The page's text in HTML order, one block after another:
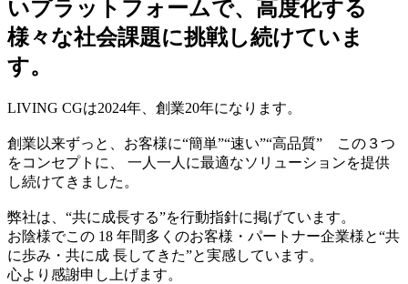
いプラットフォームで、高度化する
様々な社会課題に挑戦し続けていま
す。
LIVING CGは2024年、創業20年になります。
創業以来ずっと、お客様に“簡単”“速い”“高品質” この３つ
をコンセプトに、 一人一人に最適なソリューションを提供
し続けてきました。
弊社は、“共に成長する”を行動指針に掲げています。
お陰様でこの 18 年間多くのお客様・パートナー企業様と“共
に歩み・共に成 長してきた”と実感しています。
心より感謝申し上げます。